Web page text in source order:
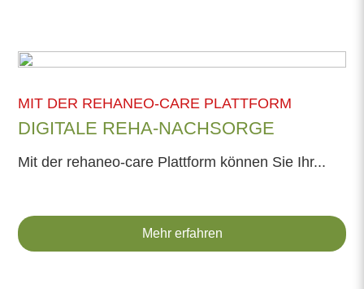
MIT DER REHANEO-CARE PLATTFORM
DIGITALE REHA-NACHSORGE
Mit der rehaneo-care Plattform können Sie Ihr...
Mehr erfahren